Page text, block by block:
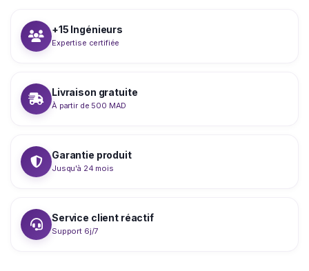
+15 Ingénieurs
Expertise certifiée
Livraison gratuite
À partir de 500 MAD
Garantie produit
Jusqu'à 24 mois
Service client réactif
Support 6j/7